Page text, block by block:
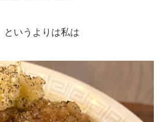
というよりは私は